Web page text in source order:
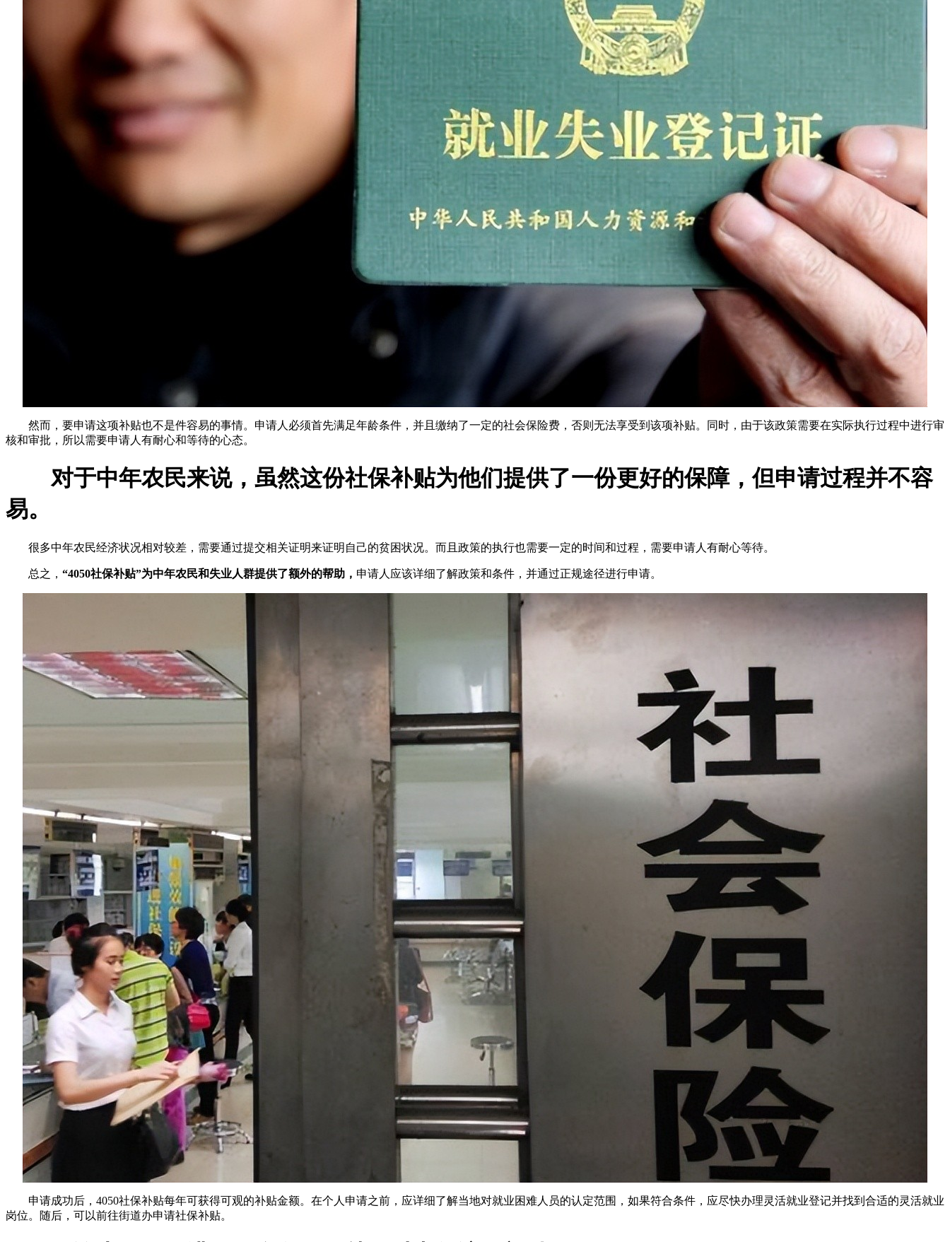
然而，要申请这项补贴也不是件容易的事情。申请人必须首先满足年龄条件，并且缴纳了一定的社会保险费，否则无法享受到该项补贴。同时，由于该政策需要在实际执行过程中进行审
核和审批，所以需要申请人有耐心和等待的心态。
对于中年农民来说，虽然这份社保补贴为他们提供了一份更好的保障，但申请过程并不容
易。
很多中年农民经济状况相对较差，需要通过提交相关证明来证明自己的贫困状况。而且政策的执行也需要一定的时间和过程，需要申请人有耐心等待。
总之， “4050社保补贴”为中年农民和失业人群提供了额外的帮助， 申请人应该详细了解政策和条件，并通过正规途径进行申请。
申请成功后，4050社保补贴每年可获得可观的补贴金额。在个人申请之前，应详细了解当地对就业困难人员的认定范围，如果符合条件，应尽快办理灵活就业登记并找到合适的灵活就业
岗位。随后，可以前往街道办申请社保补贴。